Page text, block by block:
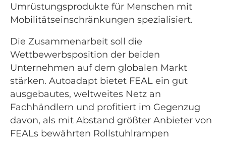
Umrüstungsprodukte für Menschen mit
Mobilitätseinschränkungen spezialisiert.
Die Zusammenarbeit soll die
Wettbewerbsposition der beiden
Unternehmen auf dem globalen Markt
stärken. Autoadapt bietet FEAL ein gut
ausgebautes, weltweites Netz an
Fachhändlern und profitiert im Gegenzug
davon, als mit Abstand größter Anbieter von
FEALs bewährten Rollstuhlrampen